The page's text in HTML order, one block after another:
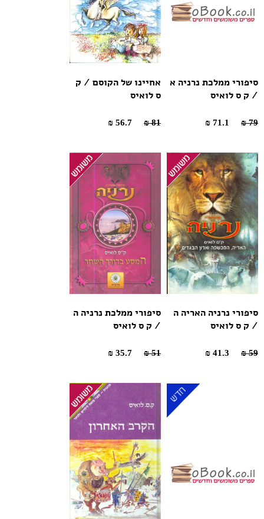
סיפורי ממלכת נרניה א
/ ק ס לואיס
79 ₪
אחיינו של הקוסם / ק
ס לואיס
81 ₪
סיפורי נרניה האריה ה
/ ק ס לואיס
59 ₪
סיפורי ממלכת נרניה ה
/ ק ס לואיס
51 ₪